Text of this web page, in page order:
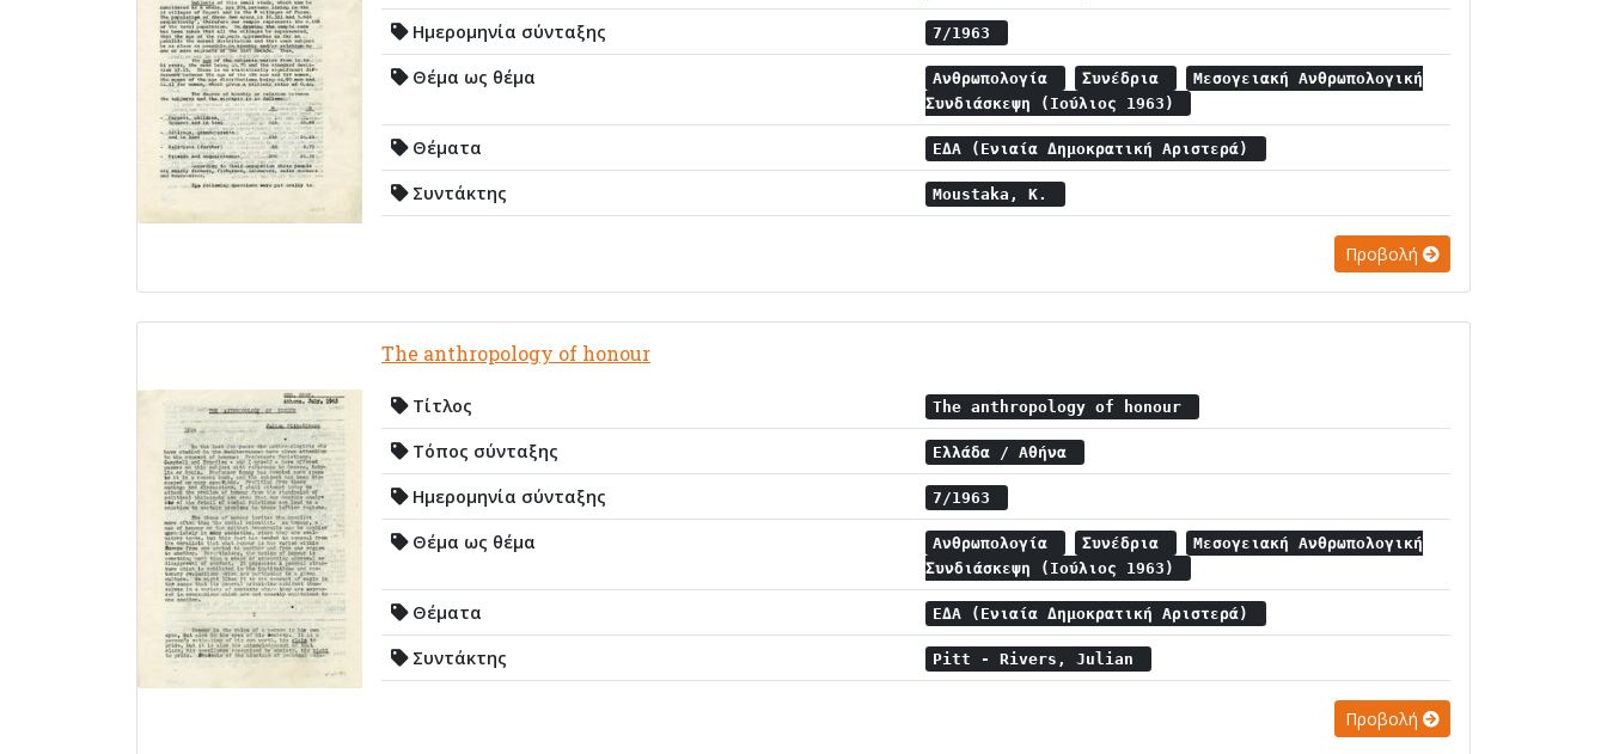
Ημερομηνία σύνταξης 7/1963
Θέμα ως θέμα Ανθρωπολογία Συνέδρια
Μεσογειακή Ανθρωπολογική
Συνδιάσκεψη (Ιούλιος 1963)
Θέματα ΕΔΑ (Ενιαία Δημοκρατική Αριστερά)
Συντάκτης Moustaka, K.
Προβολή
The anthropology of honour
Τίτλος The anthropology of honour
Τόπος σύνταξης Ελλάδα / Αθήνα
Ημερομηνία σύνταξης 7/1963
Θέμα ως θέμα Ανθρωπολογία Συνέδρια
Μεσογειακή Ανθρωπολογική
Συνδιάσκεψη (Ιούλιος 1963)
Θέματα ΕΔΑ (Ενιαία Δημοκρατική Αριστερά)
Συντάκτης Pitt - Rivers, Julian
Προβολή